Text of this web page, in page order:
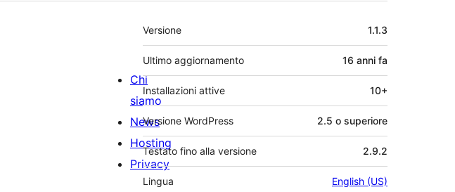
Meta
Versione 1.1.3
Ultimo aggiornamento 16 anni fa
Installazioni attive 10+
Versione WordPress 2.5 o superiore
Testato fino alla versione 2.9.2
Lingua English (US)
Chi
siamo
News
Hosting
Privacy